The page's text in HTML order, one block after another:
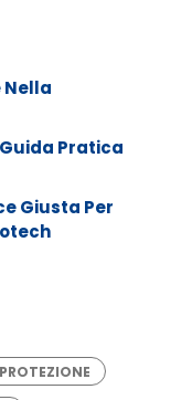
Nella
Pratica
Giusta Per